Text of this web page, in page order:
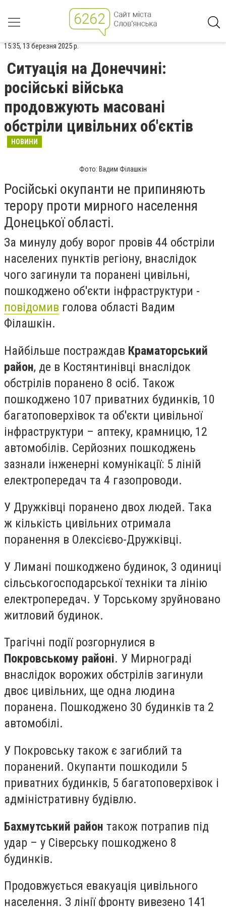
15:35, 13 березня 2025 р.
Ситуація на Донеччині:
російські війська
продовжують масовані
обстріли цивільних об'єктів
НОВИНИ
Фото: Вадим Філашкін
Російські окупанти не припиняють
терору проти мирного населення
Донецької області.
За минулу добу ворог провів 44 обстріли
населених пунктів регіону, внаслідок
чого загинули та поранені цивільні,
пошкоджено об'єкти інфраструктури -
повідомив голова області Вадим
Філашкін.
Найбільше постраждав Краматорський
район, де в Костянтинівці внаслідок
обстрілів поранено 8 осіб. Також
пошкоджено 107 приватних будинків, 10
багатоповерхівок та об'єкти цивільної
інфраструктури – аптеку, крамницю, 12
автомобілів. Серйозних пошкоджень
зазнали інженерні комунікації: 5 ліній
електропередач та 4 газопроводи.
У Дружківці поранено двох людей. Така
ж кількість цивільних отримала
поранення в Олексієво-Дружківці.
У Лимані пошкоджено будинок, 3 одиниці
сільськогосподарської техніки та лінію
електропередач. У Торському зруйновано
житловий будинок.
Трагічні події розгорнулися в
Покровському районі. У Мирнограді
внаслідок ворожих обстрілів загинули
двоє цивільних, ще одна людина
поранена. Пошкоджено 30 будинків та 2
автомобілі.
У Покровську також є загиблий та
поранений. Окупанти пошкодили 5
приватних будинків, 5 багатоповерхівок і
адміністративну будівлю.
Бахмутський район також потрапив під
удар – у Сіверську пошкоджено 8
будинків.
Продовжується евакуація цивільного
населення. З лінії фронту вивезено 141